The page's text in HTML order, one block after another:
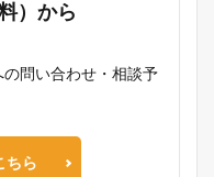
）から
問い合わせ・相談予
ちら